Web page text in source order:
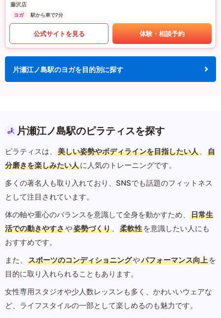
藤沢店
ヨガ 駅から車で7分
公式サイトを見る 体験・相談予約
片瀬江ノ島駅のヨガを目的別に探す
片瀬江ノ島駅のピラティスを探す
ピラティスは、 美しい姿勢やボディラインを目指したい人 、
自
分磨きを楽しみたい人に人気のトレーニングです。
多くの著名人も取り入れており、SNSでも話題のフィットネス
として注目されています。
体の軸や重心のバランスを意識して全身を動かすため、
日常生
活での動きやすさや姿勢づくり 、 柔軟性 を意識したい人にも
おすすめです。
また、
スポーツのコンディショニングやパフォーマンス向上 を
目的に取り入れられることもあります。
女性専用スタジオや少人数レッスンも多く、かわいいウェアな
ど、ライフスタイルの一部として楽しめるのも魅力です。